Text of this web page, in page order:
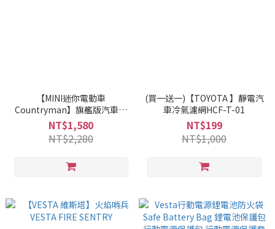
【MINI迷你電動車
Countryman】旗艦版汽車冷
氣濾網
NT$1,580
NT$2,280
(買一送一)【TOYOTA 】靜電汽
車冷氣濾網HCF-T-01
NT$199
NT$1,000